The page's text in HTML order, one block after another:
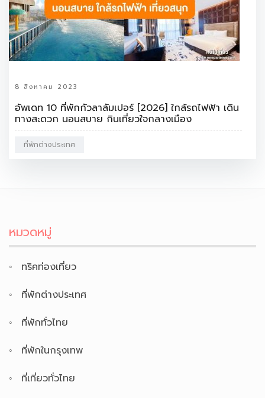
8 สิงหาคม 2023
อัพเดท 10 ที่พักกัวลาลัมเปอร์ [2026] ใกล้รถไฟฟ้า เดิน
ทางสะดวก นอนสบาย กินเที่ยวใจกลางเมือง
ที่พักต่างประเทศ
หมวดหมู่
ทริคท่องเที่ยว
ที่พักต่างประเทศ
ที่พักทั่วไทย
ที่พักในกรุงเทพ
ที่เที่ยวทั่วไทย